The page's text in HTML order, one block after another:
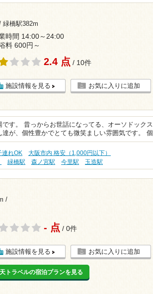
緑橋駅382m
時間 14:00～24:00
料 600円～
2.4 点 / 10件
施設情報を見る お気に入りに追加
す。 昔っからお世話になってる、オーソドックス
達が、個性豊かでとても微笑ましい雰囲気です。
連れOK
大阪市内 格安（1,000円以下）
緑橋駅 森ノ宮駅 今里駅 玉造駅
/
- 点 / 0件
施設情報を見る お気に入りに追加
トラベルの宿泊プランを見る